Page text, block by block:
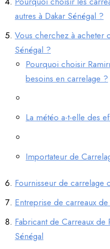
autres à Dakar Sénégal ?
Vous cherchez à acheter
Sénégal ?
Pourquoi choisir
besoins en carrelage ?
La météo a-t-elle des
Importateur de
Fournisseur de carrelage
Entreprise de carreaux
Fabricant de Carreaux
Sénégal